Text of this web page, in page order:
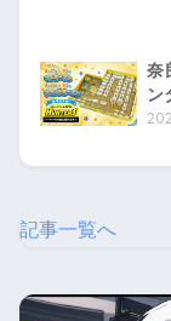
奈
ン
記事一覧へ